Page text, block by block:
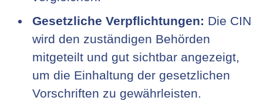
Gesetzliche Verpflichtungen: Die CIN
wird den zuständigen Behörden
mitgeteilt und gut sichtbar angezeigt,
um die Einhaltung der gesetzlichen
Vorschriften zu gewährleisten.